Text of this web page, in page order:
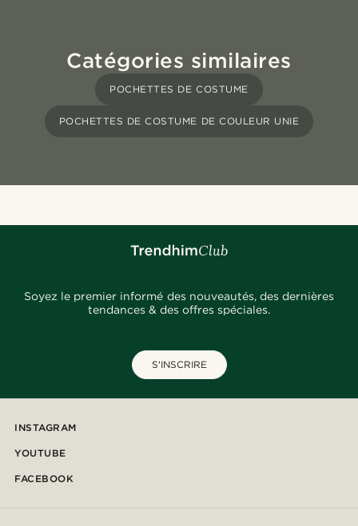
Catégories similaires
POCHETTES DE COSTUME
POCHETTES DE COSTUME DE COULEUR UNIE
Soyez le premier informé des nouveautés, des dernières
tendances & des offres spéciales.
S'INSCRIRE
INSTAGRAM
YOUTUBE
FACEBOOK